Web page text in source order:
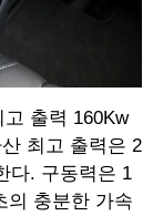
출력 160Kw
최고 출력은 2
다. 구동력은 1
의 충분한 가속